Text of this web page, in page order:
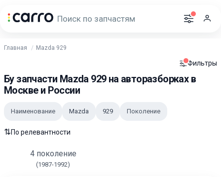
Главная Mazda 929
Фильтры
Бу запчасти Mazda 929 на авторазборках в
Москве и России
Наименование Mazda 929 Поколение
⇅По релевантности
4 поколение
(1987-1992)